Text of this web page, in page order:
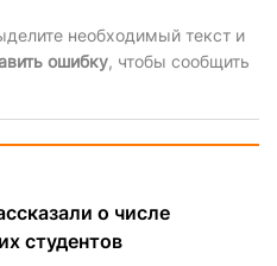
необходимый текст и
ошибку, чтобы сообщить
о числе
студентов